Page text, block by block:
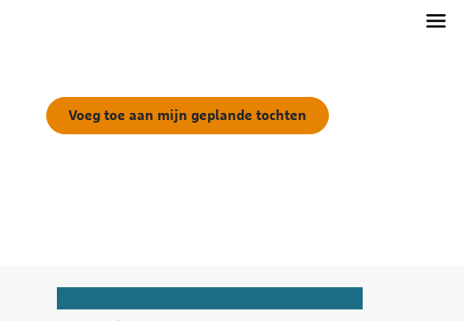
Voeg toe aan mijn geplande tochten